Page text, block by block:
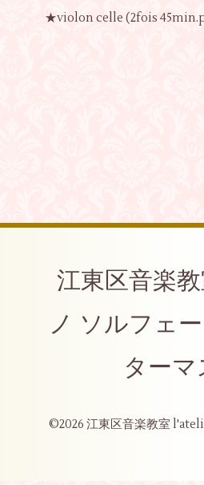
★violon celle (2fois
江東区音楽
ノ ソルフェ
ター
©2026 江東区音楽教室